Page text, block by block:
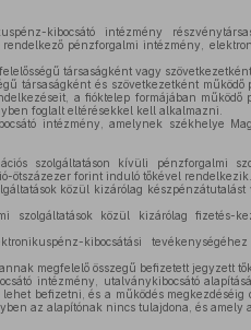
kibocsátó intézmény
pénzforgalmi intézmény,
társaságként vagy
társaságként és szövetkezetként
a fióktelep formájában
foglalt eltérésekkel kell alkalmazni.
intézmény, amelynek székhelye
szolgáltatáson kívüli pénzforgalmi
ötszázezer forint induló tőkével rendelkezik.
közül kizárólag
közül kizárólag fizetés-
kibocsátási
megfelelő összegű befizetett jegyzett
intézmény, utalványkibocsátó
befizetni, és a működés
az alapítónak nincs tulajdona, és amely